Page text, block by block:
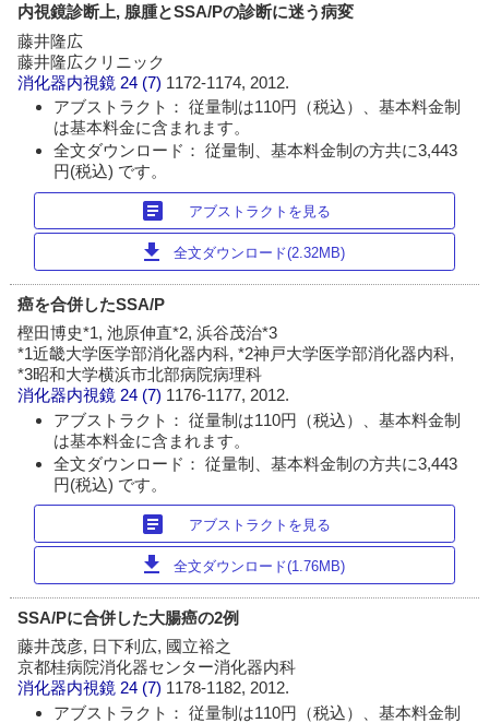
内視鏡診断上, 腺腫とSSA/Pの診断に迷う病変
藤井隆広
藤井隆広クリニック
消化器内視鏡 24 (7) 1172-1174, 2012.
アブストラクト： 従量制は110円（税込）、基本料金制
は基本料金に含まれます。
全文ダウンロード： 従量制、基本料金制の方共に3,443
円(税込) です。
article アブストラクトを見る
download 全文ダウンロード(2.32MB)
癌を合併したSSA/P
樫田博史*1, 池原伸直*2, 浜谷茂治*3
*1近畿大学医学部消化器内科, *2神戸大学医学部消化器内科,
*3昭和大学横浜市北部病院病理科
消化器内視鏡 24 (7) 1176-1177, 2012.
アブストラクト： 従量制は110円（税込）、基本料金制
は基本料金に含まれます。
全文ダウンロード： 従量制、基本料金制の方共に3,443
円(税込) です。
article アブストラクトを見る
download 全文ダウンロード(1.76MB)
SSA/Pに合併した大腸癌の2例
藤井茂彦, 日下利広, 國立裕之
京都桂病院消化器センター消化器内科
消化器内視鏡 24 (7) 1178-1182, 2012.
アブストラクト： 従量制は110円（税込）、基本料金制